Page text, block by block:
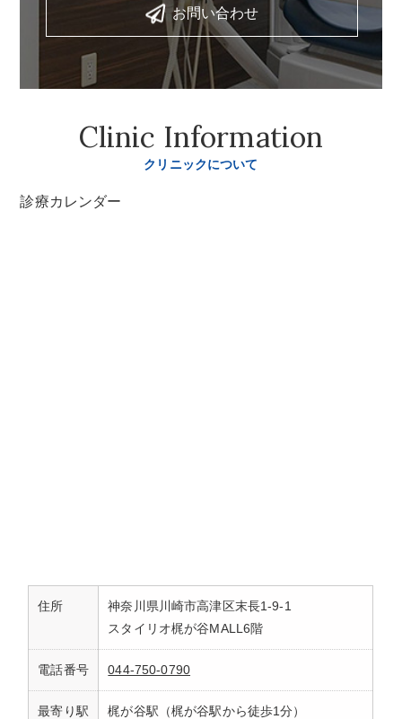
お問い合わせ
Clinic Information
クリニックについて
診療カレンダー
住所
神奈川県川崎市高津区末長1-9-1
スタイリオ梶が谷MALL6階
電話番号 044-750-0790
最寄り駅 梶が谷駅（梶が谷駅から徒歩1分）